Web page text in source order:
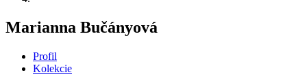
Marianna Bučányová
Profil
Kolekcie